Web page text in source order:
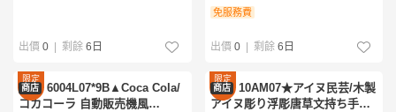
出價 0 剩餘 6日
免服務費
出價 0 剩餘 6日
限定
優惠
商店 6004L07*9B▲Coca Cola/
コカコーラ 自動販売機風
限定
優惠
商店 10AM07★アイヌ民芸/木製
アイヌ彫り浮彫唐草文持ち手付